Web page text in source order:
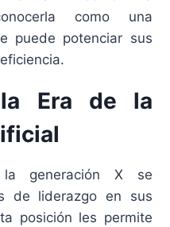
como una
puede potenciar sus
Era de la
generación X se
de liderazgo en sus
posición les permite